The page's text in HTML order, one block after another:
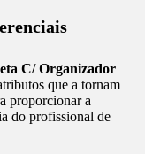
C/ Organizador
que a tornam
proporcionar a
do profissional de